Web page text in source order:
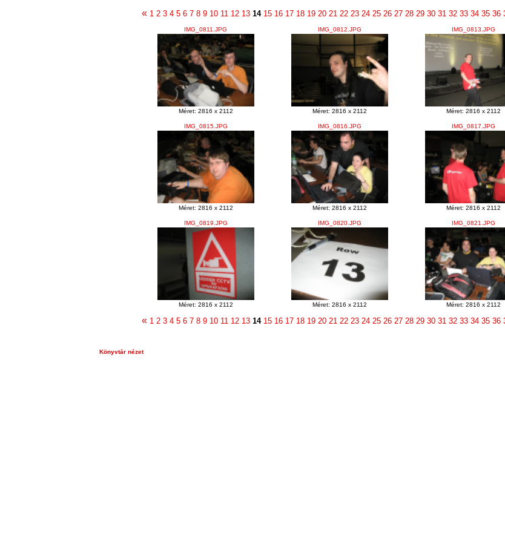
« 1 2 3 4 5 6 7 8 9 10 11 12 13 14 15 16 17 18 19 20 21 22 23 24 25 26 27 28 29 30 31 32 33 34 35 36
IMG_0811.JPG
Méret: 2816 x 2112
IMG_0812.JPG
Méret: 2816 x 2112
IMG_0813.JPG
Méret: 2816 x 2112
IMG_0815.JPG
Méret: 2816 x 2112
IMG_0816.JPG
Méret: 2816 x 2112
IMG_0817.JPG
Méret: 2816 x 2112
IMG_0819.JPG
Méret: 2816 x 2112
IMG_0820.JPG
Méret: 2816 x 2112
IMG_0821.JPG
Méret: 2816 x 2112
« 1 2 3 4 5 6 7 8 9 10 11 12 13 14 15 16 17 18 19 20 21 22 23 24 25 26 27 28 29 30 31 32 33 34 35 36
Könyvtár nézet